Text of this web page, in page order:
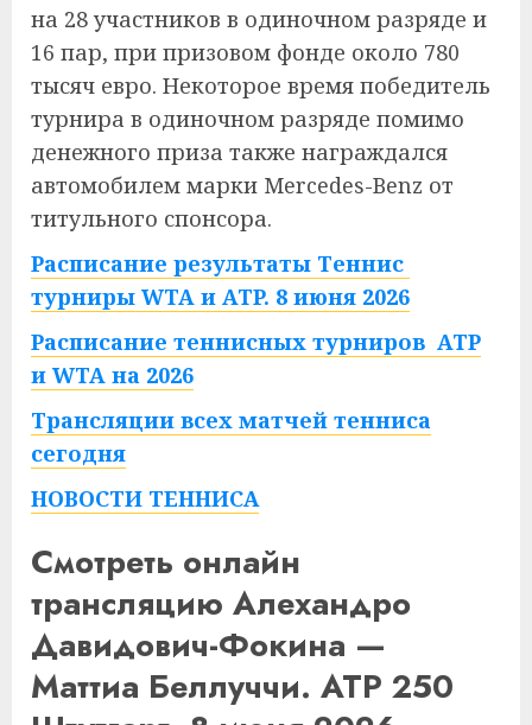
на 28 участников в одиночном разряде и
16 пар, при призовом фонде около 780
тысяч евро. Некоторое время победитель
турнира в одиночном разряде помимо
денежного приза также награждался
автомобилем марки Mercedes-Benz от
титульного спонсора.
Расписание результаты Теннис
турниры WTA и ATP. 8 июня 2026
Расписание теннисных турниров ATP
и WTA на 2026
Трансляции всех матчей тенниса
сегодня
НОВОСТИ ТЕННИСА
Смотреть онлайн
трансляцию Алехандро
Давидович-Фокина —
Маттиа Беллуччи. ATP 250